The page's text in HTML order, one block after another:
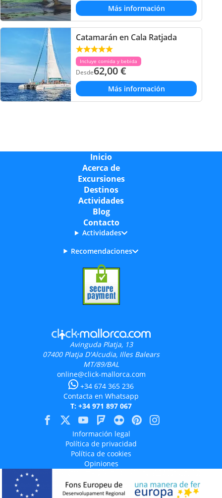
Más información
Catamarán en Cala Ratjada
Incluye comida y bebida
Desde62,00€
Más información
Inicio
Acerca de
Excursiones
Destinos
Actividades
Blog
Contacto
Actividades
Recomendaciones
Avinguda Platja, 13
07400 Platja D'Alcudia, Illes Balears
MT/89/BAL
online@click-mallorca.com
+34 674 365 236
Contacta en Whatsapp
T: +34 971 897 067
Información legal
Política de privacidad
Política de cookies
Opiniones